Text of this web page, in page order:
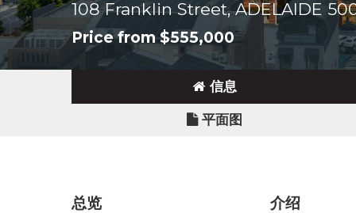
108 Franklin Street, ADELAIDE
Price from $555,000
信息
平面图
总览 介绍